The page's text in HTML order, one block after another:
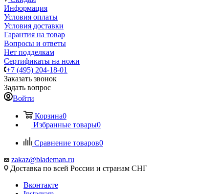
Информация
Условия оплаты
Условия доставки
Гарантия на товар
Вопросы и ответы
Нет подделкам
Сертификаты на ножи
+7 (495) 204-18-01
Заказать звонок
Задать вопрос
Войти
Корзина0
Избранные товары0
Сравнение товаров0
zakaz@blademan.ru
Доставка по всей России и странам СНГ
Вконтакте